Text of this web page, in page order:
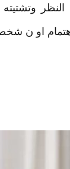
او ن